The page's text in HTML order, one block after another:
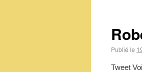
Publié le
Tweet